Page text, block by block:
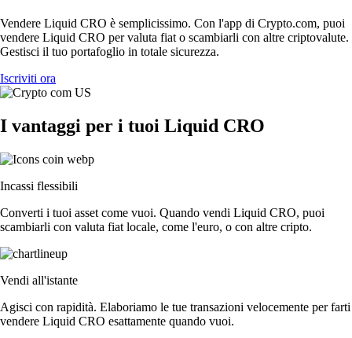
Vendere Liquid CRO è semplicissimo. Con l'app di Crypto.com, puoi
vendere Liquid CRO per valuta fiat o scambiarli con altre criptovalute.
Gestisci il tuo portafoglio in totale sicurezza.
Iscriviti ora
I vantaggi per i tuoi Liquid CRO
Incassi flessibili
Converti i tuoi asset come vuoi. Quando vendi Liquid CRO, puoi
scambiarli con valuta fiat locale, come l'euro, o con altre cripto.
Vendi all'istante
Agisci con rapidità. Elaboriamo le tue transazioni velocemente per farti
vendere Liquid CRO esattamente quando vuoi.